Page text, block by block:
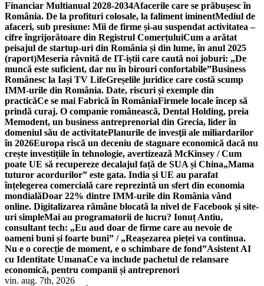
Financiar Multianual 2028-2034Afacerile care se prăbușesc în
România. De la profituri colosale, la faliment iminentMediul de
afaceri, sub presiune: Mii de firme și-au suspendat activitatea –
cifre îngrijorătoare din Registrul ComerțuluiCum a arătat
peisajul de startup-uri din România și din lume, în anul 2025
(raport)Meseria râvnită de IT-iștii care caută noi joburi: „De
muncă este suficient, dar nu în birouri confortabile”Business
Românesc la Iași TV LifeGreșelile juridice care costă scump
IMM-urile din România. Date, riscuri și exemple din
practicăCe se mai Fabrică în RomâniaFirmele locale încep să
prindă curaj. O companie românească, Dental Holding, preia
Memodent, un business antreprenorial din Grecia, lider în
domeniul său de activitatePlanurile de invesţii ale miliardarilor
în 2026Europa riscă un deceniu de stagnare economică dacă nu
crește investițiile în tehnologie, avertizează McKinsey / Cum
poate UE să recupereze decalajul față de SUA și China„Mama
tuturor acordurilor” este gata. India și UE au parafat
înțelegerea comercială care reprezintă un sfert din economia
mondialăDoar 22% dintre IMM-urile din România vând
online. Digitalizarea rămâne blocată la nivel de Facebook și site-
uri simpleMai au programatorii de lucru? Ionuț Antiu,
consultant tech: „Eu aud doar de firme care au nevoie de
oameni buni și foarte buni” / „Reașezarea pieței va continua.
Nu e o corecție de moment, e o schimbare de fond”Asistent AI
cu Identitate UmanaCe va include pachetul de relansare
economică, pentru companii și antreprenori
vin. aug. 7th, 2026